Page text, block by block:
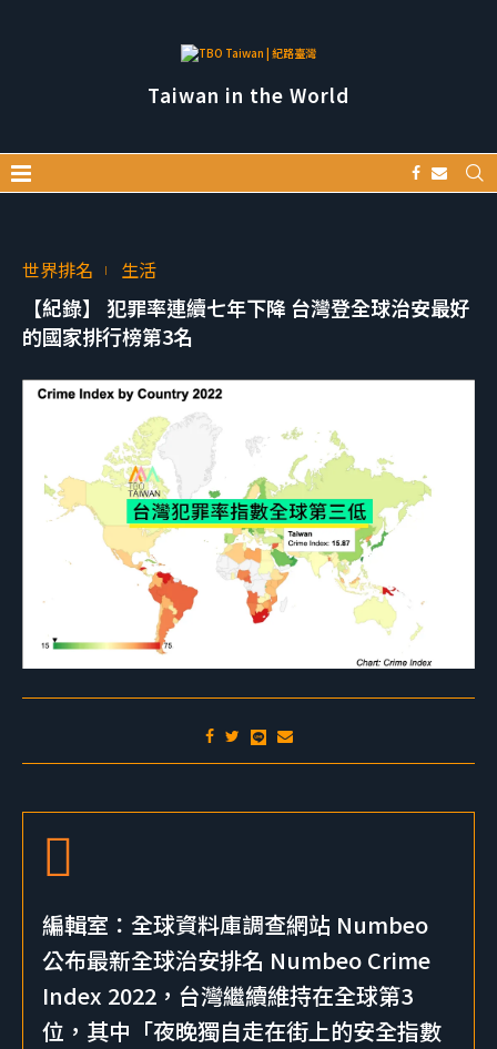
Taiwan in the World
世界排名 生活
【紀錄】 犯罪率連續七年下降 台灣登全球治安最好
的國家排行榜第3名
編輯室：全球資料庫調查網站 Numbeo
公布最新全球治安排名 Numbeo Crime
Index 2022，台灣繼續維持在全球第3
位，其中「夜晚獨自走在街上的安全指數